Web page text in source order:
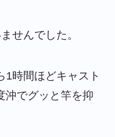
せんでした。
1時間ほどキャスト
沖でグッと竿を抑